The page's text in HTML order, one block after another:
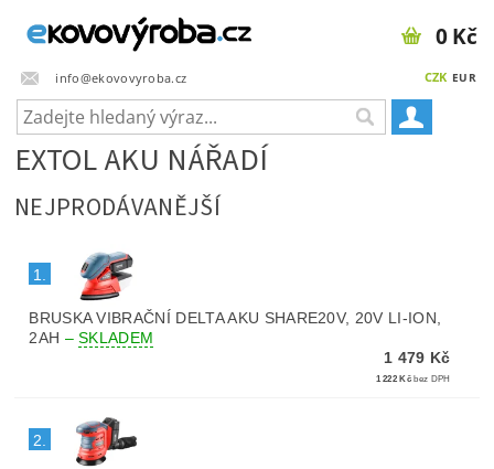
info@ekovovyroba.cz CZK EUR
0 Kč
EXTOL AKU NÁŘADÍ
NEJPRODÁVANĚJŠÍ
1.
BRUSKA VIBRAČNÍ DELTA AKU SHARE20V, 20V LI-ION,
2AH –SKLADEM
1 479 Kč
1 222 Kč bez DPH
2.